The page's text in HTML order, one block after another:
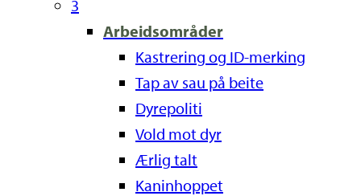
3
Arbeidsområder
Kastrering og ID-merking
Tap av sau på beite
Dyrepoliti
Vold mot dyr
Ærlig talt
Kaninhoppet